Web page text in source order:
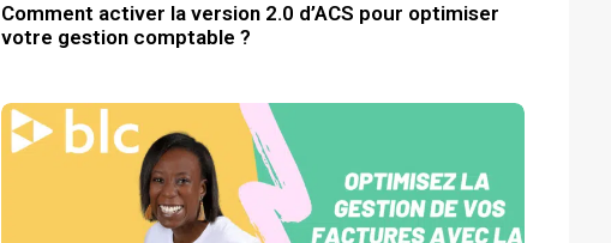
Comment activer la version 2.0 d’ACS pour optimiser
votre gestion comptable ?